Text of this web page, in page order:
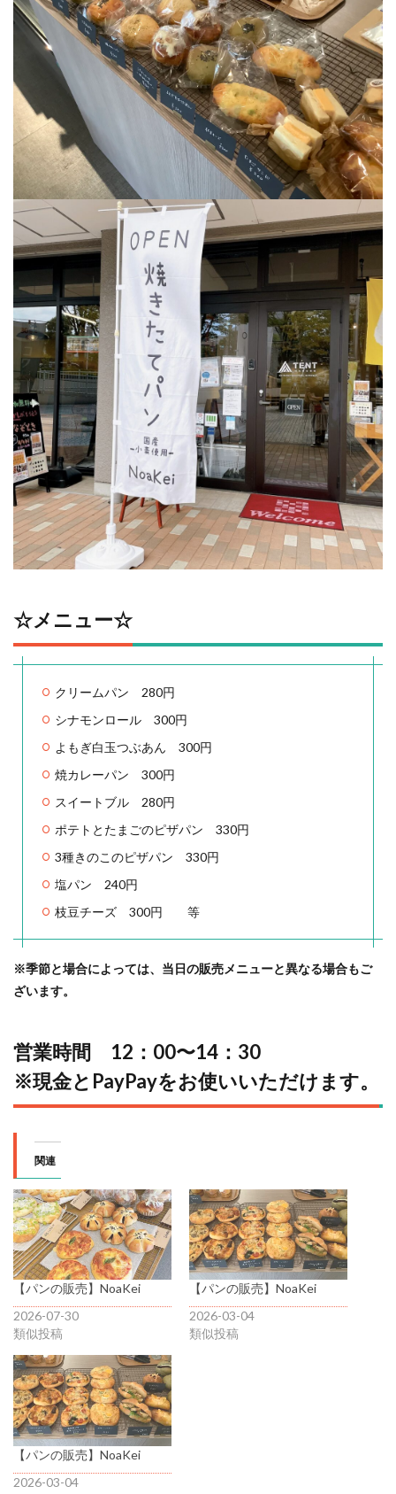
☆メニュー☆
クリームパン 280円
シナモンロール 300円
よもぎ白玉つぶあん 300円
焼カレーパン 300円
スイートブル 280円
ポテトとたまごのピザパン 330円
3種きのこのピザパン 330円
塩パン 240円
枝豆チーズ 300円 等
※季節と場合によっては、当日の販売メニューと異なる場合もご
ざいます。
営業時間 12：00〜14：30
※現金とPayPayをお使いいただけます。
関連
【パンの販売】NoaKei
2026-07-30
類似投稿
【パンの販売】NoaKei
2026-03-04
類似投稿
【パンの販売】NoaKei
2026-03-04